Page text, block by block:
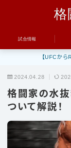
格
MENU
Bellator
RIZIN
ONE
試合情報
【UFCか
2024.04.28
格闘家の水抜
ついて解説！